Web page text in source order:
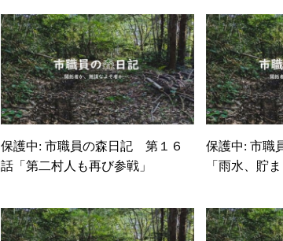
保護中: 市職員の森日記 第１６
話「第二村人も再び参戦」
保護中: 市職
「雨水、貯
保護中: 市職員の森日記 第33話
「実家リフォーム編完結？／先
保護
「計